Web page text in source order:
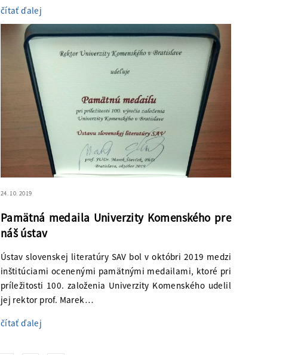
čítať ďalej
24. 10. 2019
Pamätná medaila Univerzity Komenského pre
náš ústav
Ústav slovenskej literatúry SAV bol v októbri 2019 medzi
inštitúciami ocenenými pamätnými medailami, ktoré pri
príležitosti 100. založenia Univerzity Komenského udelil
jej rektor prof. Marek…
čítať ďalej